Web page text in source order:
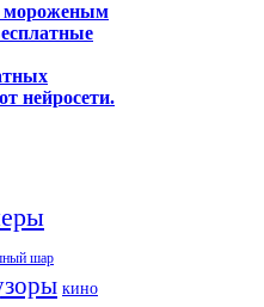
мороженым
нейросети.
шар
кино